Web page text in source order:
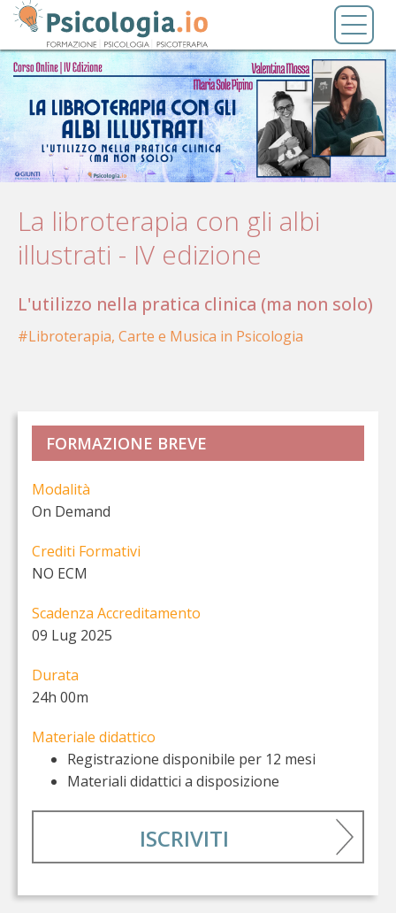
Salta
contenuto
principale
La libroterapia con gli albi
illustrati - IV edizione
L'utilizzo nella pratica clinica (ma non solo)
Libroterapia, Carte e Musica in Psicologia
FORMAZIONE BREVE
Modalità
On Demand
Crediti Formativi
NO ECM
Scadenza Accreditamento
09 Lug 2025
Durata
24h 00m
Materiale didattico
Registrazione disponibile per 12 mesi
Materiali didattici a disposizione
ISCRIVITI